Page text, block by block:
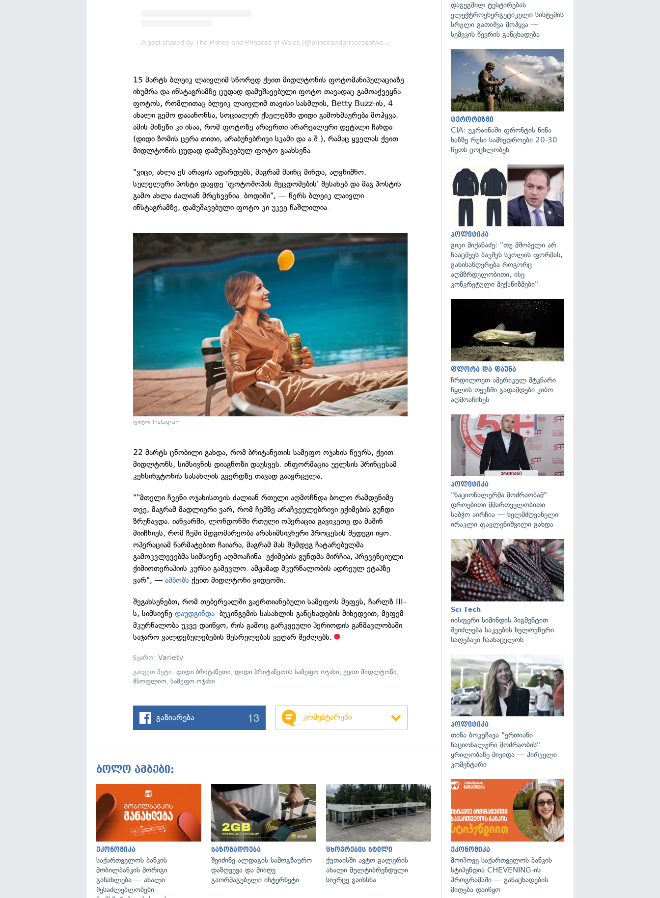
15 მარტს ბლეიკ ლაივლიმ სწორედ ქეით მიდლტონის ფოტომანიპულაციაზე
იხუმრა და ინსტაგრამზე ცუდად დამუშავებული ფოტო თავადაც გამოაქვეყნა.
ფოტოს, რომლითაც ბლეიკ ლაივლიმ თავისი სასმლის, Betty Buzz-ის, 4
ახალი გემო დააანონსა, სოციალურ ქსელებში დიდი გამოხმაურება მოჰყვა.
ამის მიზეზი კი ისაა, რომ ფოტოზე არაერთი არარეალური დეტალი ჩანდა
(დიდი ზომის ცერა თითი, არაბუნებრივი სკამი და ა.შ.), რამაც ყველას ქეით
მიდლტონის ცუდად დამუშავებულ ფოტო გაახსენა.
"ვიცი, ახლა ეს არავის ადარდებს, მაგრამ მაინც მინდა, აღვნიშნო.
სულელური პოსტი დავდე 'ფოტოშოპის შეცდომების' შესახებ და მაგ პოსტის
გამო ახლა ძალიან მრცხვენია. ბოდიში", — წერს ბლეიკ ლაივლი
ინსტაგრამზე, დამუშავებული ფოტო კი უკვე წაშლილია.
ფოტო: Instagram
22 მარტს ცნობილი გახდა, რომ ბრიტანეთის სამეფო ოჯახის წევრს, ქეით
მიდლტონს, სიმსივნის დიაგნოზი დაუსვეს. ინფორმაცია უელსის პრინცესამ
კენსინგტონის სასახლის გვერდზე თავად გაავრცელა.
""მთელი ჩვენი ოჯახისთვის ძალიან რთული აღმოჩნდა ბოლო რამდენიმე
თვე, მაგრამ მადლიერი ვარ, რომ ჩემზე არაჩვეულებრივი ექიმების გუნდი
ზრუნავდა. იანვარში, ლონდონში რთული ოპერაცია გავიკეთე და მაშინ
მიიჩნიეს, რომ ჩემი მდგომარეობა არასიმსივნური პროცესის შედეგი იყო.
ოპერაციამ წარმატებით ჩაიარა, მაგრამ მას შემდეგ ჩატარებულმა
გამოკვლევებმა სიმსივნე აღმოაჩინა. ექიმების გუნდმა მირჩია, პრევენციული
ქიმიოთერაპიის კურსი გამევლო. ამჟამად მკურნალობის ადრეულ ეტაპზე
ვარ", —ამბობს ქეით მიდლტონი ვიდეოში.
შეგახსენებთ, რომ თებერვალში გაერთიანებული სამეფოს მეფეს, ჩარლზ III-
ს, სიმსივნედაუდგინდა . ბუკინგემის სასახლის განცხადების მიხედვით, მეფემ
მკურნალობა უკვე დაიწყო, რის გამოც გარკვეული პერიოდის განმავლობაში
საჯარო ვალდებულებების შესრულებას ვეღარ შეძლებს.
წყარო:Variety
გაიგეთ მეტი:დიდი ბრიტანეთი,დიდი ბრიტანეთის სამეფო ოჯახი,ქეით მიდლტონი,
მსოფლიო,სამეფო ოჯახი
გაზიარება 13 კომენტარები
ბოლო ამბები:
ეკონომიკა
საქართველოს ბანკის
მობილბანკის მორიგი
განახლება — ახალი
შესაძლებლობები
საზოგადოება
შეიძინე ალდაგის სამოგზაურო
დაზღვევა და მიიღე
გაორმაგებული ინტერნეტი
ცხოვრების სტილი
ქუთაისში ავტო გალერის
ახალი მულტიბრენდული
სივრცე გაიხსნა
დაგეგმილ ტესტირებას
ელექტროენერგეტიკული სისტემის
სრული გათიშვა მოჰყვა —
სემეკის წევრის განცხადება
ტერორიზმი
CIA: უკრაინაში ფრონტის წინა
ხაზზე რუსი სამხედროები 20-30
წუთს ცოცხლობენ
პოლიტიკა
გივი მიქანაძე: "თუ მშობელი არ
ჩააცმევს ბავშვს სკოლის ფორმას,
განისაზღვრება როგორც
აღმზრდელობითი, ისე
კონკრეტული მექანიზმები"
ფლორა და ფაუნა
ჩრდილოეთ ამერიკულ მტკნარი
წყლის თევზში გადამდები კიბო
აღმოაჩინეს
პოლიტიკა
"ნაციონალურმა მოძრაობამ"
დროებითი მმართველობითი
საბჭო აირჩია — ხელმძღვანელი
ირაკლი ფავლენიშვილი გახდა
Sci-Tech
იისფერი სიმინდის პიგმენტით
შეიძლება საკვების ხელოვნური
საღებავი ჩაანაცვლონ
პოლიტიკა
თინა ბოკუჩავა "ერთიანი
ნაციონალური მოძრაობის"
ყრილობაზე მივიდა — პირველი
კომენტარი
ეკონომიკა
მოიპოვე საქართველოს ბანკის
სტიპენდია CHEVENING-ის
პროგრამაში — განაცხადების
მიღება დაიწყო